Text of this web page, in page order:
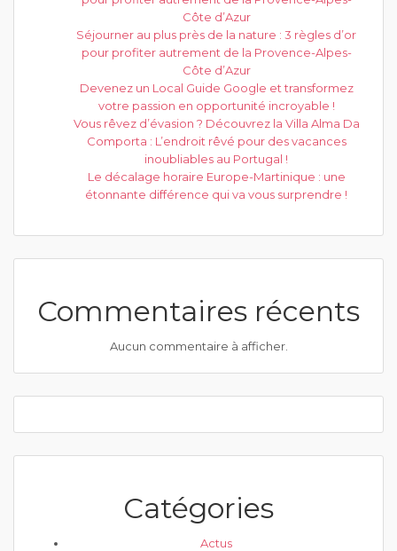
Côte d’Azur
Séjourner au plus près de la nature : 3 règles d’or
pour profiter autrement de la Provence-Alpes-
Côte d’Azur
Devenez un Local Guide Google et transformez
votre passion en opportunité incroyable !
Vous rêvez d’évasion ? Découvrez la Villa Alma Da
Comporta : L’endroit rêvé pour des vacances
inoubliables au Portugal !
Le décalage horaire Europe-Martinique : une
étonnante différence qui va vous surprendre !
Commentaires récents
Aucun commentaire à afficher.
Catégories
Actus